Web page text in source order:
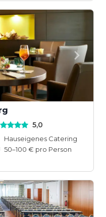
5,0
Hauseigenes Catering
50–100 € pro Person